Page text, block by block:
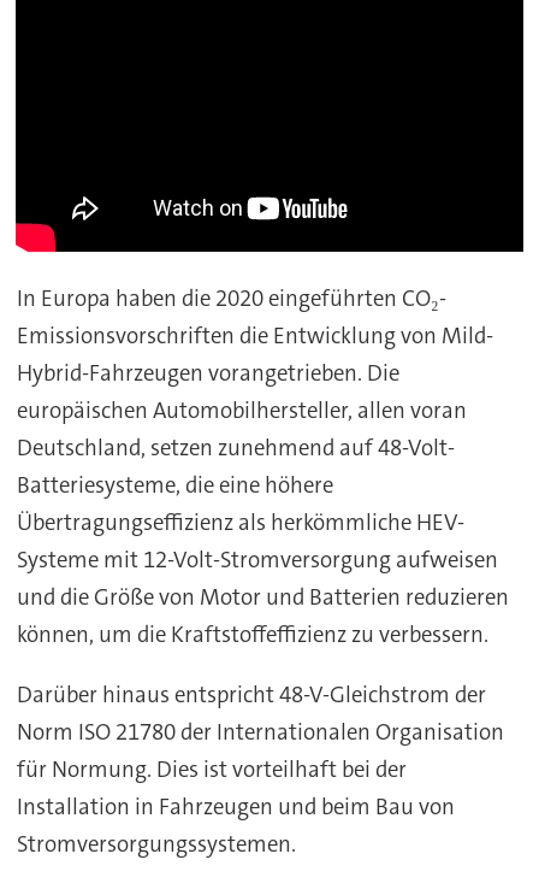
In Europa haben die 2020 eingeführten CO₂-
Emissionsvorschriften die Entwicklung von Mild-
Hybrid-Fahrzeugen vorangetrieben. Die
europäischen Automobilhersteller, allen voran
Deutschland, setzen zunehmend auf 48-Volt-
Batteriesysteme, die eine höhere
Übertragungseffizienz als herkömmliche HEV-
Systeme mit 12-Volt-Stromversorgung aufweisen
und die Größe von Motor und Batterien reduzieren
können, um die Kraftstoffeffizienz zu verbessern.
Darüber hinaus entspricht 48-V-Gleichstrom der
Norm ISO 21780 der Internationalen Organisation
für Normung. Dies ist vorteilhaft bei der
Installation in Fahrzeugen und beim Bau von
Stromversorgungssystemen.